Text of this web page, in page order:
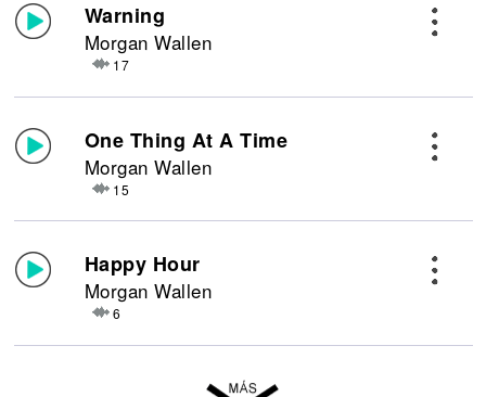
Warning
Morgan Wallen
17
One Thing At A Time
Morgan Wallen
15
Happy Hour
Morgan Wallen
6